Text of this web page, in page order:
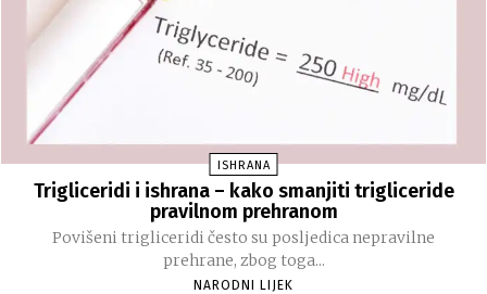
ISHRANA
Trigliceridi i ishrana – kako smanjiti trigliceride
pravilnom prehranom
Povišeni trigliceridi često su posljedica nepravilne
prehrane, zbog toga...
NARODNI LIJEK